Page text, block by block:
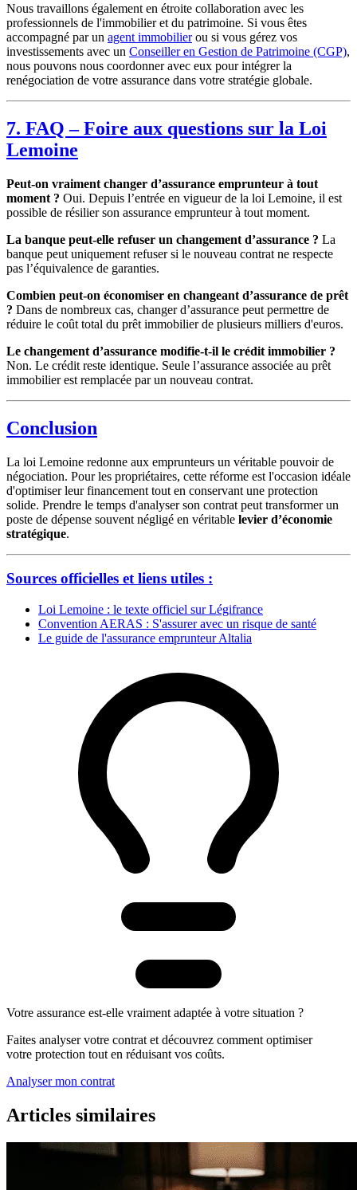
Nous travaillons également en étroite collaboration avec les
professionnels de l'immobilier et du patrimoine. Si vous êtes
accompagné par un agent immobilierou si vous gérez vos
investissements avec un Conseiller en Gestion de Patrimoine (CGP),
nous pouvons nous coordonner avec eux pour intégrer la
renégociation de votre assurance dans votre stratégie globale.
7. FAQ – Foire aux questions sur la Loi
Lemoine
Peut-on vraiment changer d’assurance emprunteur à tout
moment ? Oui. Depuis l’entrée en vigueur de la loi Lemoine, il est
possible de résilier son assurance emprunteur à tout moment.
La banque peut-elle refuser un changement d’assurance ? La
banque peut uniquement refuser si le nouveau contrat ne respecte
pas l’équivalence de garanties.
Combien peut-on économiser en changeant d’assurance de prêt
? Dans de nombreux cas, changer d’assurance peut permettre de
réduire le coût total du prêt immobilier de plusieurs milliers d'euros.
Le changement d’assurance modifie-t-il le crédit immobilier ?
Non. Le crédit reste identique. Seule l’assurance associée au prêt
immobilier est remplacée par un nouveau contrat.
Conclusion
La loi Lemoine redonne aux emprunteurs un véritable pouvoir de
négociation. Pour les propriétaires, cette réforme est l'occasion idéale
d'optimiser leur financement tout en conservant une protection
solide. Prendre le temps d'analyser son contrat peut transformer un
poste de dépense souvent négligé en véritable levier d’économie
stratégique.
Sources officielles et liens utiles :
Loi Lemoine : le texte officiel sur Légifrance
Convention AERAS : S'assurer avec un risque de santé
Le guide de l'assurance emprunteur Altalia
Votre assurance est-elle vraiment adaptée à votre situation ?
Faites analyser votre contrat et découvrez comment optimiser
votre protection tout en réduisant vos coûts.
Analyser mon contrat
Articles similaires